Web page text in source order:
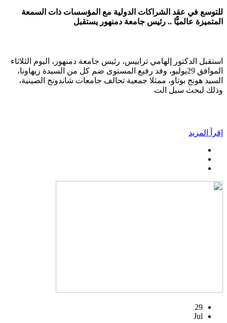
للتوسع في عقد الشراكات الدولية مع المؤسسات ذات السمعة
المتميزة عالميًّا .. رئيس جامعة دمنهور يستقبل
استقبل الدكتور إلهامي ترابيس، رئيس جامعة دمنهور، اليوم الثلاثاء
الموافق 29يوليو، وفد رفيع المستوى ضم كل من السيدة زيهاونا،
السيد هونج بوتاو، ممثلا جمعية تحالف جامعات شاندونج الصينية،
وذلك لبحث سبل الت
إقرأ المزيد
29
Jul